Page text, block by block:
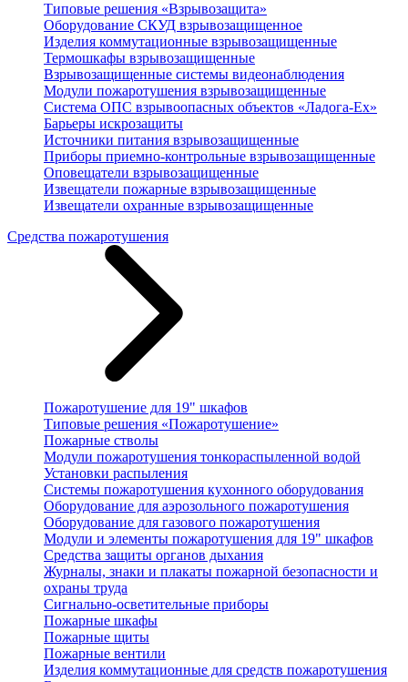
Типовые решения «Взрывозащита»
Оборудование СКУД взрывозащищенное
Изделия коммутационные взрывозащищенные
Термошкафы взрывозащищенные
Взрывозащищенные системы видеонаблюдения
Модули пожаротушения взрывозащищенные
Система ОПС взрывоопасных объектов «Ладога-Ex»
Барьеры искрозащиты
Источники питания взрывозащищенные
Приборы приемно-контрольные взрывозащищенные
Оповещатели взрывозащищенные
Извещатели пожарные взрывозащищенные
Извещатели охранные взрывозащищенные
Средства пожаротушения
Пожаротушение для 19" шкафов
Типовые решения «Пожаротушение»
Пожарные стволы
Модули пожаротушения тонкораспыленной водой
Установки распыления
Системы пожаротушения кухонного оборудования
Оборудование для аэрозольного пожаротушения
Оборудование для газового пожаротушения
Модули и элементы пожаротушения для 19" шкафов
Средства защиты органов дыхания
Журналы, знаки и плакаты пожарной безопасности и
охраны труда
Сигнально-осветительные приборы
Пожарные шкафы
Пожарные щиты
Пожарные вентили
Изделия коммутационные для средств пожаротушения